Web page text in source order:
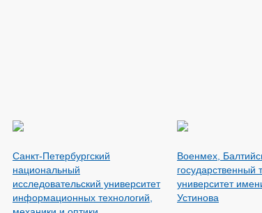
Санкт-Петербургский
национальный
исследовательский университет
информационных технологий,
Военмех,
государственный
университет
Устинова